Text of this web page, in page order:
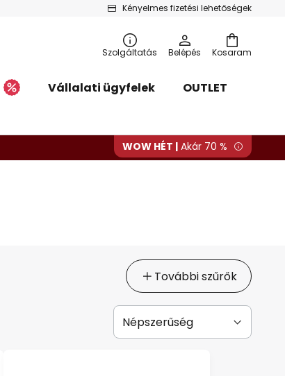
Kényelmes fizetési lehetőségek
Kosaram
Szolgáltatás Belépés
Vállalati ügyfelek
OUTLET
WOW HÉT | Akár 70 %
További szűrők